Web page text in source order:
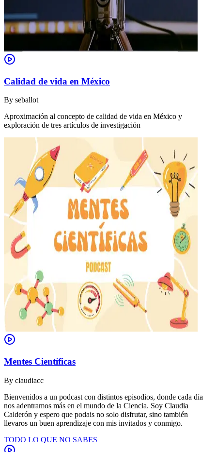
Calidad de vida en México
By seballot
Aproximación al concepto de calidad de vida en México y
exploración de tres artículos de investigación
Mentes Científicas
By claudiacc
Bienvenidos a un podcast con distintos episodios, donde cada día
nos adentramos más en el mundo de la Ciencia. Soy Claudia
Calderón y espero que podais no solo disfrutar, sino también
llevaros un buen aprendizaje con mis invitados y conmigo.
TODO LO QUE NO SABES